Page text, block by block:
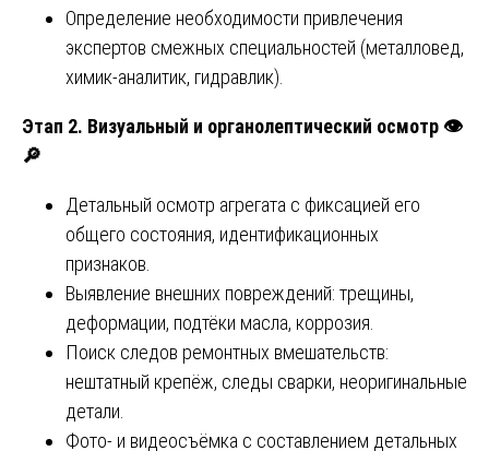
Определение необходимости привлечения
экспертов смежных специальностей (металловед,
химик-аналитик, гидравлик).
Этап 2. Визуальный и органолептический осмотр 👁
🔎
Детальный осмотр агрегата с фиксацией его
общего состояния, идентификационных
признаков.
Выявление внешних повреждений: трещины,
деформации, подтёки масла, коррозия.
Поиск следов ремонтных вмешательств:
нештатный крепёж, следы сварки, неоригинальные
детали.
Фото- и видеосъёмка с составлением детальных